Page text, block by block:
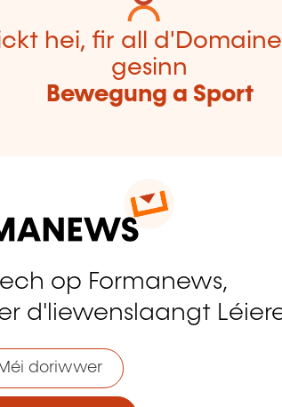
hei, fir all
gesinn
Bewegung a Sport
op Formanews,
d'liewenslaangt
doriwwer